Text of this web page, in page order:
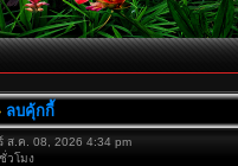
ลบคุ้กกี้
ส.ค. 08, 2026 4:34 pm
วโมง